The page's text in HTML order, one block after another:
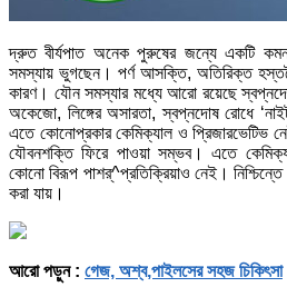
দ্রুত বীর্যপাত অনেক পুরুষের জন্যে একটি
সমস্যায় ভুগছেন। পর্ণ আসক্তি, অতিরিক্ত
কারণ। যৌন সমস্যার মধ্যে আরো রয়েছে
অকেজো, লিঙ্গের অসারতা, স্বপ্নদোষ রোধে
এতে কোনোপ্রকার কেমিক্যাল ও প্রিজারভেটিভ
যৌবনশক্তি ফিরে পাওয়া সম্ভব। এতে
কোনো বিরূপ পাশর্^প্রতিক্রিয়াও নেই।
করা যায়।
আরো পড়ুন : গেজ, অশ্ব,পাইলসের সহজ চিকিৎসা